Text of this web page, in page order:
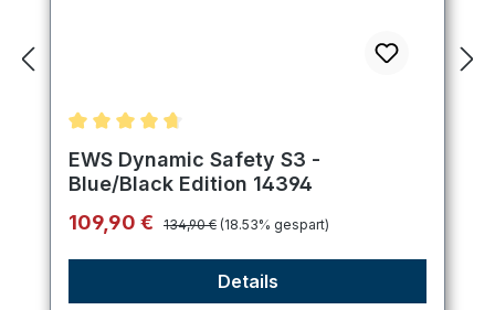
Durchschnittliche Bewertung von 4.75 von 5
EWS Dynamic Safety S3 -
Blue/Black Edition 14394
Verkaufspreis:
109,90 € Regulärer Preis:
134,90 € (18.53% gespart)
Details